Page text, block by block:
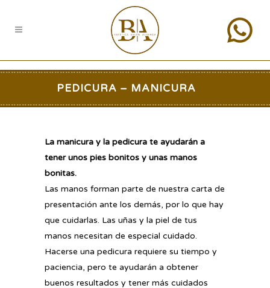
PEDICURA – MANICURA
La manicura y la pedicura te ayudarán a
tener unos pies bonitos y unas manos
bonitas.
Las manos forman parte de nuestra carta de
presentación ante los demás, por lo que hay
que cuidarlas. Las uñas y la piel de tus
manos necesitan de especial cuidado.
Hacerse una pedicura requiere su tiempo y
paciencia, pero te ayudarán a obtener
buenos resultados y tener más cuidados